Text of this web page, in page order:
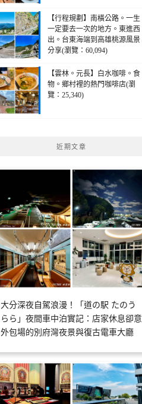
【行程規劃】南橫公路。一生
一定要去一次的地方。東進西
出。台東海端到高雄桃源風景
分享(瀏覽：60,094)
【雲林。元長】白水咖啡。食
物。鄉村裡的熱門咖啡店(瀏
覽：25,340)
近期文章
大分深夜自駕浪漫！「道の駅 たのう
らら」夜間車中泊實記：店家休息卻意
外包場的別府灣夜景與復古電車大廳